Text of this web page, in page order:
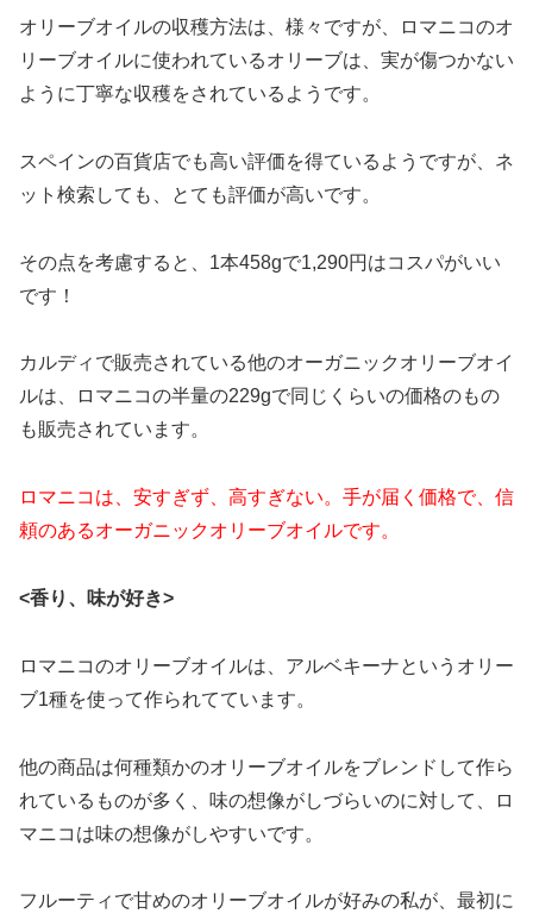
オリーブオイルの収穫方法は、様々ですが、ロマニコのオ
リーブオイルに使われているオリーブは、実が傷つかない
ように丁寧な収穫をされているようです。
スペインの百貨店でも高い評価を得ているようですが、ネ
ット検索しても、とても評価が高いです。
その点を考慮すると、1本458gで1,290円はコスパがいい
です！
カルディで販売されている他のオーガニックオリーブオイ
ルは、ロマニコの半量の229gで同じくらいの価格のもの
も販売されています。
ロマニコは、安すぎず、高すぎない。手が届く価格で、信
頼のあるオーガニックオリーブオイルです。
<香り、味が好き>
ロマニコのオリーブオイルは、アルベキーナというオリー
ブ1種を使って作られてています。
他の商品は何種類かのオリーブオイルをブレンドして作ら
れているものが多く、味の想像がしづらいのに対して、ロ
マニコは味の想像がしやすいです。
フルーティで甘めのオリーブオイルが好みの私が、最初に